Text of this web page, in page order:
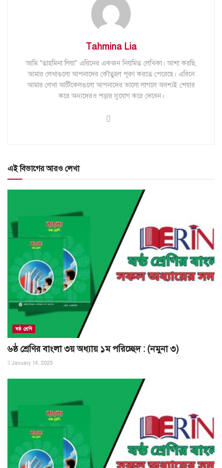
Tahmina Lia
আমি "তাহমিনা লিয়া" এরিনের একজন নিয়মিত লেখিকা। আশা করছি,
আমার লেখাগুলো আপনাদের কৌতুহল পূরণ করতে পেরেছে। এরিনে
আমার লেখা আর্টিকেলগুলো আপনাদের ভালো লাগলে অবশ্যই শেয়ার
করে অন্যদেরও পড়ার সুযোগ করে দেবেন।
এই বিভাগের আরও লেখা
ষষ্ঠ শ্রেণি
৬ষ্ঠ শ্রেণির বাংলা ৩য় অধ্যায় ১ম পরিচ্ছেদ : (নমুনা ৩)
January 14, 2025